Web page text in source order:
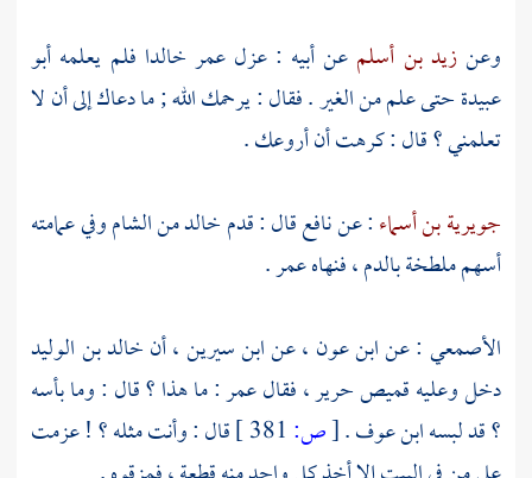
وعنزيد بن أسلم عن أبيه : عزلعمر خالدا فلم يعلمه أبو
عبيدةحتى علم من الغير . فقال : يرحمك الله ; ما دعاك إلى أن لا
تعلمني ؟ قال : كرهت أن أروعك .
جويرية بن أسماء: عننافعقال : قدمخالدمنالشاموفي عمامته
أسهم ملطخة بالدم ، فنهاهعمر.
الأصمعي : عنابن عون ، عنابن سيرين، أنخالد بن الوليد
دخل وعليه قميص حرير ، فقالعمر: ما هذا ؟ قال : وما بأسه
؟ قد لبسهابن عوف.
[ص:
قال : وأنت مثله ؟ ! عزمت